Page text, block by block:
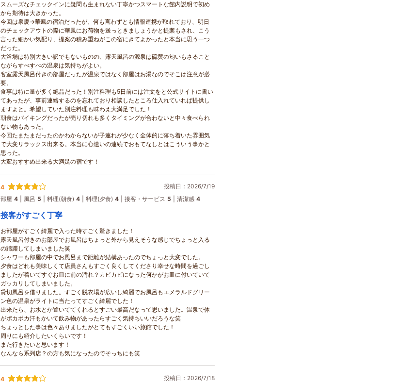
スムーズなチェックインに疑問も生まれない丁寧かつスマートな館内説明で初め
から期待は大きかった。
今回は泉慶→華鳳の宿泊だったが、何も言わずとも情報連携が取れており、明日
のチェックアウトの際に華鳳にお荷物を送っときましょうかと提案もされ、こう
言った細かい気配り、提案の積み重ねがこの宿にきてよかったと本当に思う一つ
だった。
大浴場は特別大きい訳でもないものの、露天風呂の源泉は硫黄の匂いもさること
ながらすべすべの温泉は気持ちがよい。
客室露天風呂付きの部屋だったが温泉ではなく部屋はお湯なのでそこは注意が必
要。
食事は特に量が多く絶品だった！別注料理も5日前には注文をと公式サイトに書い
てあったが、事前連絡するのを忘れており相談したところ仕入れていれば提供し
ますよと。希望していた別注料理も味わえ大満足でした！
朝食はバイキングだったが売り切れも多くタイミングが合わないと中々食べられ
ない物もあった。
今回たまたまだったのかわからないが子連れが少なく全体的に落ち着いた雰囲気
で大変リラックス出来る。本当に心遣いの連続でおもてなしとはこういう事かと
思った。
大変おすすめ出来る大満足の宿です！
4
投稿日：2026/7/19
部屋 4 風呂 5 料理(朝食) 4 料理(夕食) 4 接客・サービス 5 清潔感 4
接客がすごく丁寧
お部屋がすごく綺麗で入った時すごく驚きました！
露天風呂付きのお部屋でお風呂はちょっと外から見えそうな感じでちょっと入る
の躊躇してしまいました笑
シャワーも部屋の中でお風呂まで距離が結構あったのでちょっと大変でした。
夕食はどれも美味しくて店員さんもすごく良くしてくださり幸せな時間を過ごし
ましたが着いてすぐお皿に前の汚れ？カピカピになった何かがお皿に付いていて
ガッカリしてしまいました。
貸切風呂を借りました。すごく脱衣場が広いし綺麗でお風呂もエメラルドグリー
ン色の温泉がライトに当たってすごく綺麗でした！
出来たら、お水とか置いててくれるとすごい最高だなって思いました。温泉で体
がポカポカ汗もかいて飲み物があったらすごく気持ちいいだろうな笑
ちょっとした事は色々ありましたがとてもすごくいい旅館でした！
周りにも紹介したいくらいです！
また行きたいと思います！
なんなら系列店？の方も気になったのでそっちにも笑
4
投稿日：2026/7/18